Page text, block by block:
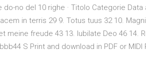
do-no del 10 righe · Titolo Categorie
in terris 29 9. Totus tuus 32 10.
meine freude 43 13. Iubilate Deo 46 14.
S Print and download in PDF or